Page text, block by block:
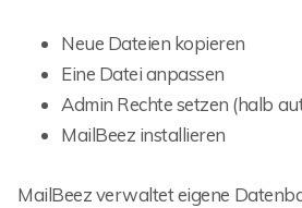
Neue Dateien kopieren
Eine Datei anpassen
Admin Rechte setzen (halb
MailBeez installieren
MailBeez verwaltet eigene